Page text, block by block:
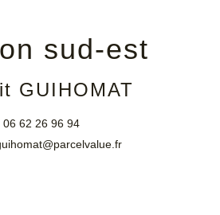
sud-est
GUIHOMAT
06 62 26 96 94